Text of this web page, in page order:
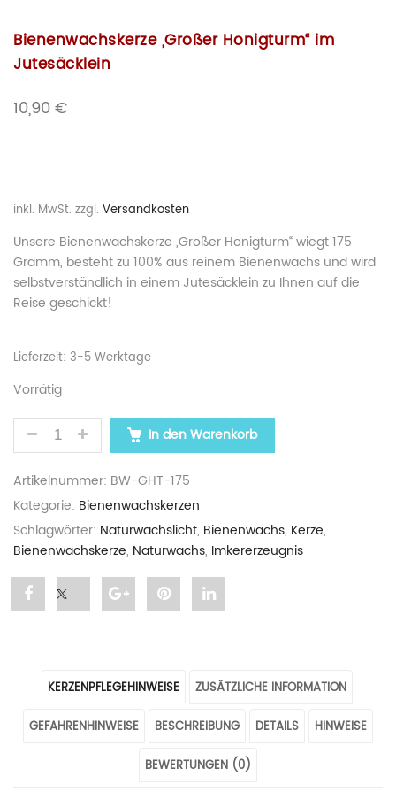
Bienenwachskerze „Großer Honigturm“ im
Jutesäcklein
10,90€
inkl. MwSt. zzgl. Versandkosten
Unsere Bienenwachskerze „Großer Honigturm“ wiegt 175
Gramm, besteht zu 100% aus reinem Bienenwachs und wird
selbstverständlich in einem Jutesäcklein zu Ihnen auf die
Reise geschickt!
Lieferzeit: 3-5 Werktage
Vorrätig
BIENENWACHSKERZE „GROSSER HONIGTURM“ IM
In den Warenkorb
Artikelnummer: BW-GHT-175
Kategorie: Bienenwachskerzen
Schlagwörter: Naturwachslicht, Bienenwachs, Kerze,
Bienenwachskerze, Naturwachs, Imkererzeugnis
Share
Honigturm“
im
„Großer
Honigturm“
Share
Honigturm“
im
Jutesäcklein"
Pin
Honigturm“
im
Jutesäcklein"
Share
Honigturm“
im
Jutesäcklein"
KERZENPFLEGEHINWEISE ZUSÄTZLICHE INFORMATION
GEFAHRENHINWEISE BESCHREIBUNG DETAILS HINWEISE
BEWERTUNGEN (0)